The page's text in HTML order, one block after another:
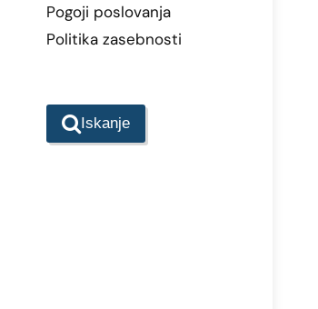
Pogoji poslovanja
Politika zasebnosti
Iskanje